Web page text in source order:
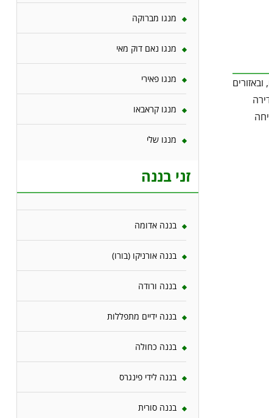
מנגו מברוקה
מנגו נאם דוק מאי
מנגו פאירי
מנגו קראבאו
מנגו שלי
זני בננה
בננה אדומה
בננה אורניקו (בורו)
בננה ורודה
בננה ידיים מתפללות
בננה כחולה
בננה לידי פינגרס
בננה סורית